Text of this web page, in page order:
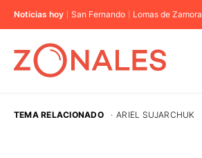
Noticias hoy San Fernando Lomas de Zamora
TEMA RELACIONADO · ARIEL SUJARCHUK